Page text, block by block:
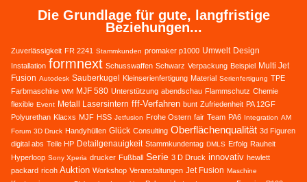
Die Grundlage für gute, langfristige
Beziehungen...
Zuverlässigkeit FR 2241 Stammkunden promaker p1000 Umwelt Design
Installation formnext Schusswaffen Schwarz Verpackung Beispiel Multi Jet
Fusion Autodesk Sauberkugel Kleinserienfertigung Material Serienfertigung TPE
Farbmaschine WM MJF 580 Unterstützung abendschau Flammschutz Chemie
flexible Event Metall Lasersintern fff-Verfahren bunt Zufriedenheit PA 12GF
Polyurethan Klacxs MJF HSS Jetfusion Frohe Ostern fair Team PA6 Integration AM
Forum 3D Druck Handyhüllen Glück Consulting Oberflächenqualität 3d Figuren
digital abs Teile HP Detailgenauigkeit Stammkundentag DMLS Erfolg Rauheit
Hyperloop Sony Xperia drucker Fußball Serie 3 D Druck innovativ hewlett
packard ricoh Auktion Workshop Veranstaltungen Jet Fusion Maschine